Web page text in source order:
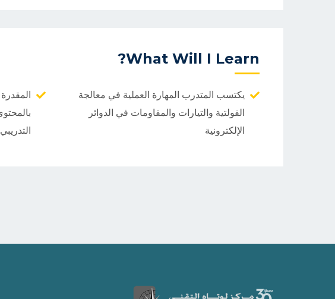
What Will I Learn?
يكتسب المتدرب المهارة العملية في معالجة
الفولتية والتيارات والمقاومات في الدوائر
الإلكترونية